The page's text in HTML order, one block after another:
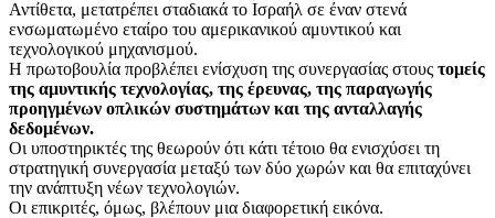
Αντίθετα, μετατρέπει σταδιακά το Ισραήλ σε έναν στενά
ενσωματωμένο εταίρο του αμερικανικού αμυντικού και
τεχνολογικού μηχανισμού.
Η πρωτοβουλία προβλέπει ενίσχυση της συνεργασίας στους τομείς
της αμυντικής τεχνολογίας, της έρευνας, της παραγωγής
προηγμένων οπλικών συστημάτων και της ανταλλαγής
δεδομένων.
Οι υποστηρικτές της θεωρούν ότι κάτι τέτοιο θα ενισχύσει τη
στρατηγική συνεργασία μεταξύ των δύο χωρών και θα επιταχύνει
την ανάπτυξη νέων τεχνολογιών.
Οι επικριτές, όμως, βλέπουν μια διαφορετική εικόνα.